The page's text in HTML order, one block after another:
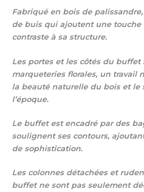
Fabriqué en bois de
de buis qui ajoutent une touche
contraste à sa structure.
Les portes et les côtés du buffet
marqueteries florales, un travail
la beauté naturelle du bois et le
l’époque.
Le buffet est encadré par des
soulignent ses contours,
de sophistication.
Les colonnes détachées et
buffet ne sont pas seulement